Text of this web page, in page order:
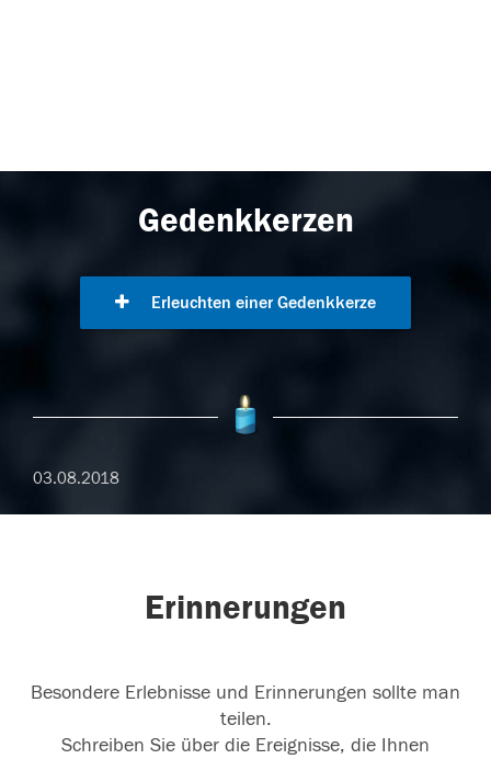
Gedenkkerzen
Erleuchten einer Gedenkkerze
03.08.2018
Erinnerungen
Besondere Erlebnisse und Erinnerungen sollte man
teilen.
Schreiben Sie über die Ereignisse, die Ihnen